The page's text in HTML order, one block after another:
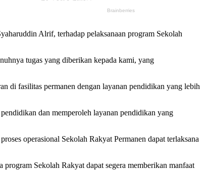
Alrif, terhadap pelaksanaan program Sekolah
tugas yang diberikan kepada kami, yang
di fasilitas permanen dengan layanan pendidikan yang lebih
dan memperoleh layanan pendidikan yang
operasional Sekolah Rakyat Permanen dapat terlaksana
Sekolah Rakyat dapat segera memberikan manfaat